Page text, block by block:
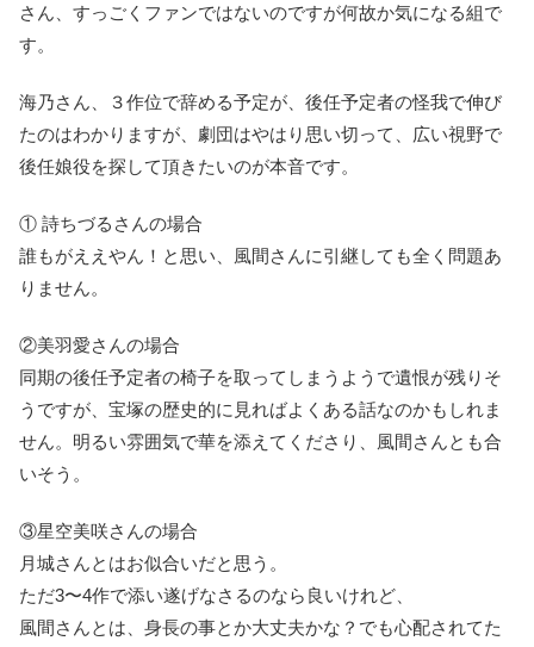
さん、すっごくファンではないのですが何故か気になる組で
す。
海乃さん、３作位で辞める予定が、後任予定者の怪我で伸び
たのはわかりますが、劇団はやはり思い切って、広い視野で
後任娘役を探して頂きたいのが本音です。
① 詩ちづるさんの場合
誰もがええやん！と思い、風間さんに引継しても全く問題あ
りません。
②美羽愛さんの場合
同期の後任予定者の椅子を取ってしまうようで遺恨が残りそ
うですが、宝塚の歴史的に見ればよくある話なのかもしれま
せん。明るい雰囲気で華を添えてくださり、風間さんとも合
いそう。
③星空美咲さんの場合
月城さんとはお似合いだと思う。
ただ3〜4作で添い遂げなさるのなら良いけれど、
風間さんとは、身長の事とか大丈夫かな？でも心配されてた